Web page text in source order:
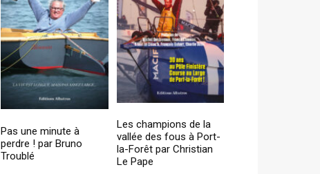
Pas une minute à
perdre ! par Bruno
Troublé
Les champions de la
vallée des fous à Port-
la-Forêt par Christian
Le Pape